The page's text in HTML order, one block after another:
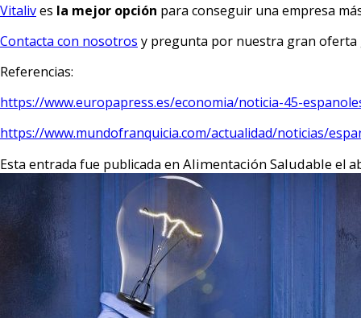
Vitalives la mejor opción para conseguir una empresa
Contacta con nosotros y pregunta por nuestra gran oferta
Referencias:
https://www.europapress.es/economia/noticia-45-
https://www.mundofranquicia.com/actualidad/noticias/
Esta entrada fue publicada en Alimentación Saludable el